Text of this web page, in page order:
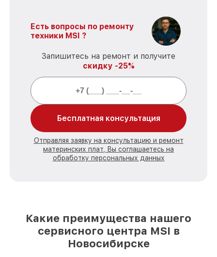
Есть вопросы по ремонту
техники MSI ?
Запишитесь на ремонт и получите
скидку -25%
Бесплатная консультация
Отправляя заявку на консультацию и ремонт
материнских плат, Вы соглашаетесь на
обработку персональных данных
Какие преимущества нашего
сервисного центра MSI в
Новосибирске